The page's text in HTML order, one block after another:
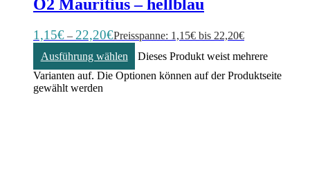
O2 Mauritius – hellblau
1,15€ – 22,20€Preisspanne: 1,15€ bis 22,20€
Ausführung wählen
Dieses Produkt weist mehrere
Varianten auf. Die Optionen können auf der Produktseite
gewählt werden